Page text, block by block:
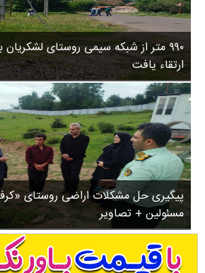
روستاها
ورزشی
سیاسی
چندرسانه ای
مسیر گردشگری دیلمان
درباره ما
۹۹۰ متر از شبکه سیمی روستای لشکریان
ارتقاء یافت
پیگیری حل مشکلات اراضی روستای
مسئولین + تصاویر
۳
۵
۸
ب
ا
ز
ن
ش
س
ت
ش
د
.